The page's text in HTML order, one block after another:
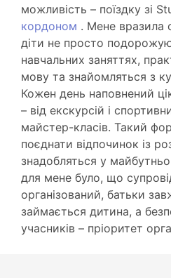
можливість – поїздку зі
кордоном . Мене вразила
діти не просто
навчальних заняттях,
мову та знайомляться з
Кожен день наповнений
– від екскурсій і
майстер-класів. Такий
поєднати відпочинок із
знадобляться у
для мене було, що
організований, батьки
займається дитина, а
учасників – пріоритет